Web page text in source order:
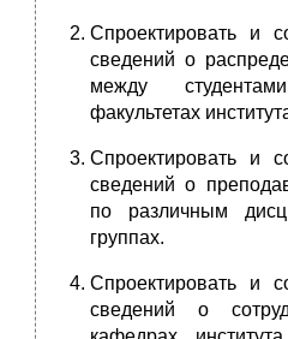
Спроектировать и
сведений о
между
факультетах
Спроектировать и
сведений о
по различным
группах.
Спроектировать и
сведений о